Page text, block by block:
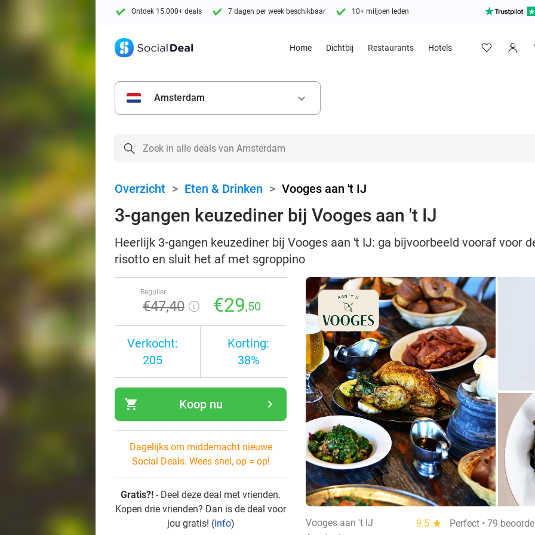
Ontdek 15.000+ deals 7 dagen per week beschikbaar 10+ miljoen leden
Home Dichtbij Restaurants Hotels
Amsterdam keyboard_arrow_down
Overzicht > Eten & Drinken > Vooges aan 't IJ
3-gangen keuzediner bij Vooges aan 't IJ
Heerlijk 3-gangen keuzediner bij Vooges aan 't IJ: ga bijvoorbeeld vooraf voor
risotto en sluit het af met sgroppino
Regulier
€47,40 €29,50
Verkocht:
205
Korting:
38%
shopping_cart navigate_next
Koop nu
Dagelijks om middernacht nieuwe
Social Deals. Wees snel, op = op!
Gratis?! - Deel deze deal met vrienden.
Kopen drie vrienden? Dan is de deal voor
jou gratis! (info) Vooges aan 't IJ 9.5 star
Perfect • 79